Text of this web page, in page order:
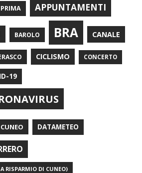
APPUNTAMENTI
BAROLO BRA CANALE
CICLISMO CONCERTO
19
CUNEO DATAMETEO
RISPARMIO DI CUNEO)